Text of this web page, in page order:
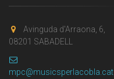
Avinguda d'Arraona, 6,
08201 SABADELL
mpc@musicsperlacobla.cat